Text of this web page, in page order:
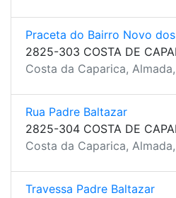
Praceta do Bairro Novo
2825-303 COSTA DE
Costa da Caparica,
Rua Padre Baltazar
2825-304 COSTA DE
Costa da Caparica,
Travessa Padre Baltazar